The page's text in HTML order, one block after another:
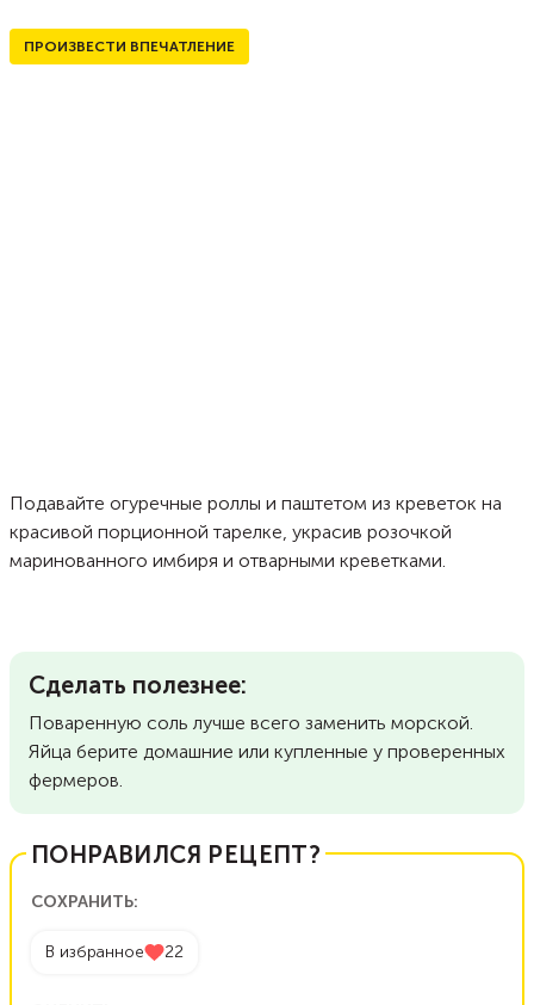
ПРОИЗВЕСТИ ВПЕЧАТЛЕНИЕ
Подавайте огуречные роллы и паштетом из креветок на
красивой порционной тарелке, украсив розочкой
маринованного имбиря и отварными креветками.
Сделать полезнее:
Поваренную соль лучше всего заменить морской.
Яйца берите домашние или купленные у проверенных
фермеров.
ПОНРАВИЛСЯ РЕЦЕПТ?
СОХРАНИТЬ:
В избранное 22